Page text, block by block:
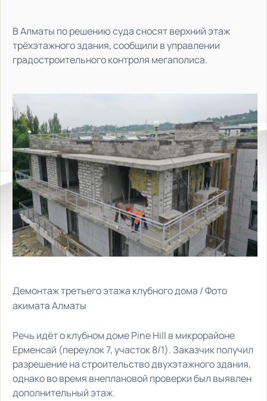
В Алматы по решению суда сносят верхний этаж
трёхэтажного здания, сообщили в управлении
градостроительного контроля мегаполиса.
Демонтаж третьего этажа клубного дома / Фото
акимата Алматы
Речь идёт о клубном доме Pine Hill в микрорайоне
Ерменсай (переулок 7, участок 8/1). Заказчик получил
разрешение на строительство двухэтажного здания,
однако во время внеплановой проверки был выявлен
дополнительный этаж.